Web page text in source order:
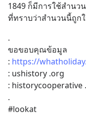
1849 ก็มีการใช้สำนว
ที่ทราบว่าสำนวนนี้ถูก
.
ขอขอบคุณข้อมูล
: https://
: ushistory .org
: historycooperative
.
#lookat